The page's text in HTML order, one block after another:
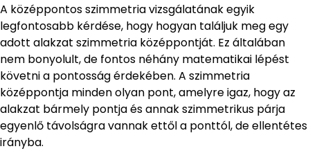
A középpontos szimmetria vizsgálatának egyik
legfontosabb kérdése, hogy hogyan találjuk meg egy
adott alakzat szimmetria középpontját. Ez általában
nem bonyolult, de fontos néhány matematikai lépést
követni a pontosság érdekében. A szimmetria
középpontja minden olyan pont, amelyre igaz, hogy az
alakzat bármely pontja és annak szimmetrikus párja
egyenlő távolságra vannak ettől a ponttól, de ellentétes
irányba.